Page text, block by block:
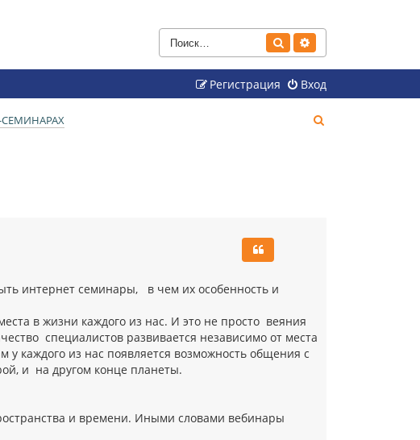
Поиск
Вход
Регистрация
СЕМИНАРАХ
интернет семинары, в чем их особенность и
в жизни каждого из нас. И это не просто веяния
специалистов развивается независимо от места
каждого из нас появляется возможность общения с
и на другом конце планеты.
и времени. Иными словами вебинары